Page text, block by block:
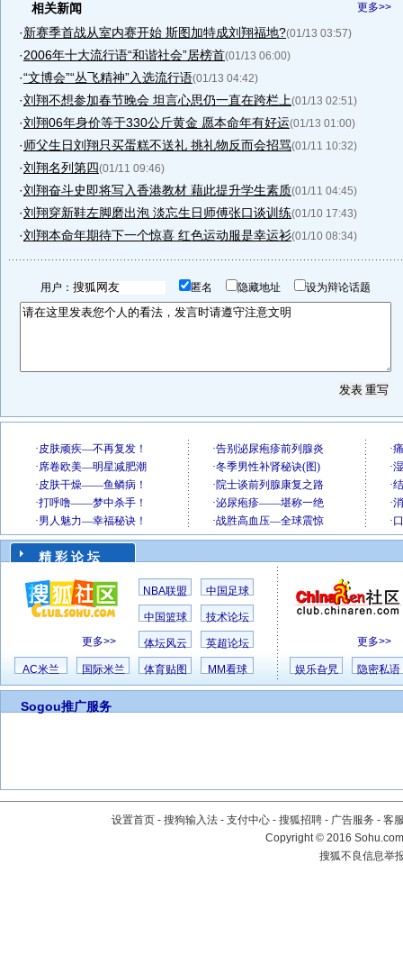
更多>>
相关新闻
·新赛季首战从室内赛开始 斯图加特成刘翔福地?(01/13 03:57)
·2006年十大流行语“和谐社会”居榜首(01/13 06:00)
·“文博会”“丛飞精神”入选流行语(01/13 04:42)
·刘翔不想参加春节晚会 坦言心思仍一直在跨栏上(01/13 02:51)
·刘翔06年身价等于330公斤黄金 愿本命年有好运(01/13 01:00)
·师父生日刘翔只买蛋糕不送礼 挑礼物反而会招骂(01/11 10:32)
·刘翔名列第四(01/11 09:46)
·刘翔奋斗史即将写入香港教材 藉此提升学生素质(01/11 04:45)
·刘翔穿新鞋左脚磨出泡 淡忘生日师傅张口谈训练(01/10 17:43)
·刘翔本命年期待下一个惊喜 红色运动服是幸运衫(01/10 08:34)
用户： 匿名 隐藏地址 设为辩论话题
精 彩 论 坛
更多>>
NBA联盟 中国足球
中国篮球 技术论坛
体坛风云 英超论坛
AC米兰 国际米兰 体育贴图 MM看球
更多>>
娱乐旮旯 隐密私语
Sogou推广服务
设置首页 - 搜狗输入法 - 支付中心 - 搜狐招聘 - 广告服务 - 客
Copyright©2016
搜狐不良信息举